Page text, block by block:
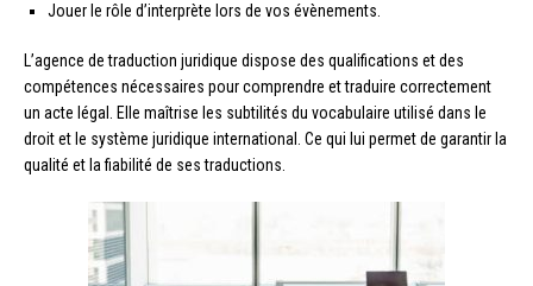
Jouer le rôle d’interprète lors de vos évènements.
L’agence de traduction juridique dispose des qualifications et des
compétences nécessaires pour comprendre et traduire correctement
un acte légal. Elle maîtrise les subtilités du vocabulaire utilisé dans le
droit et le système juridique international. Ce qui lui permet de garantir la
qualité et la fiabilité de ses traductions.